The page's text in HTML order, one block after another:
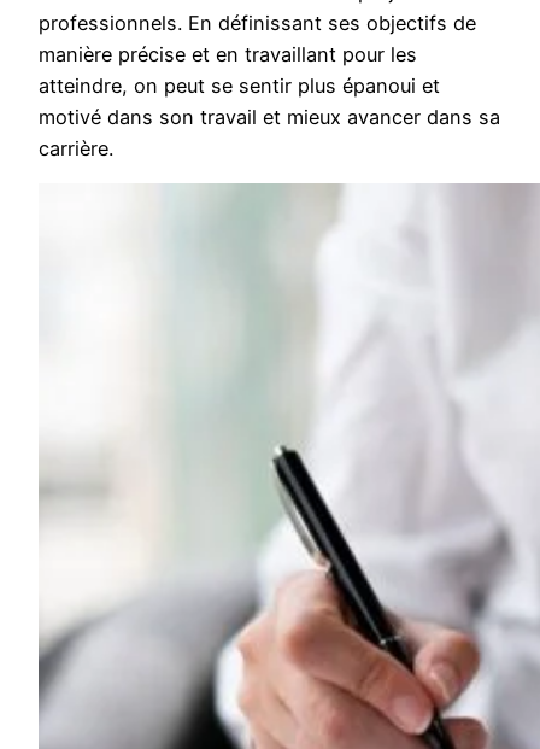
professionnels. En définissant ses objectifs de
manière précise et en travaillant pour les
atteindre, on peut se sentir plus épanoui et
motivé dans son travail et mieux avancer dans sa
carrière.